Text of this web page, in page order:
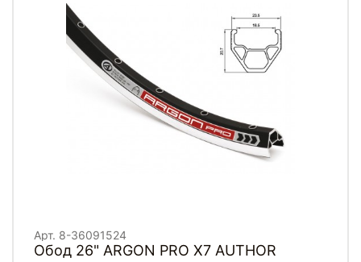
Арт. 8-36091524
Обод 26" ARGON PRO X7 AUTHOR